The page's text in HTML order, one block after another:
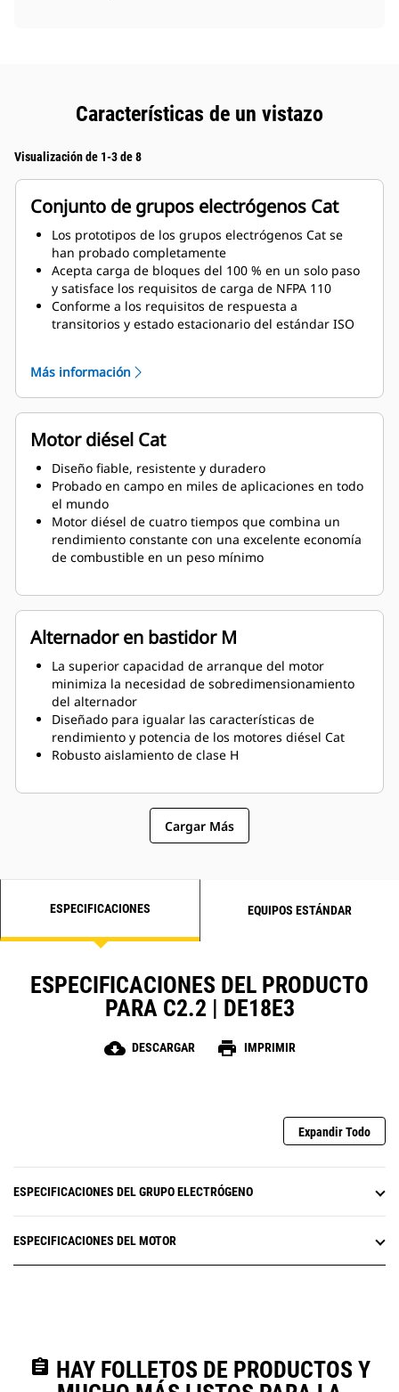
Características de un vistazo
Visualización de 1-3 de 8
Conjunto de grupos electrógenos Cat
Los prototipos de los grupos electrógenos Cat se
han probado completamente
Acepta carga de bloques del 100 % en un solo paso
y satisface los requisitos de carga de NFPA 110
Conforme a los requisitos de respuesta a
transitorios y estado estacionario del estándar ISO
Más información
Motor diésel Cat
Diseño fiable, resistente y duradero
Probado en campo en miles de aplicaciones en todo
el mundo
Motor diésel de cuatro tiempos que combina un
rendimiento constante con una excelente economía
de combustible en un peso mínimo
Alternador en bastidor M
La superior capacidad de arranque del motor
minimiza la necesidad de sobredimensionamiento
del alternador
Diseñado para igualar las características de
rendimiento y potencia de los motores diésel Cat
Robusto aislamiento de clase H
Cargar Más
ESPECIFICACIONES EQUIPOS ESTÁNDAR
ESPECIFICACIONES DEL PRODUCTO
PARA C2.2 | DE18E3
cloud_download DESCARGAR print IMPRIMIR
Expandir Todo
ESPECIFICACIONES DEL GRUPO ELECTRÓGENO
ESPECIFICACIONES DEL MOTOR
assignment HAY FOLLETOS DE PRODUCTOS Y